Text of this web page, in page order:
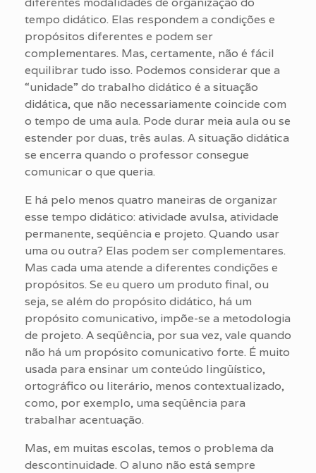
tempo didático. Elas respondem a condições e
propósitos diferentes e podem ser
complementares. Mas, certamente, não é fácil
equilibrar tudo isso. Podemos considerar que a
“unidade” do trabalho didático é a situação
didática, que não necessariamente coincide com
o tempo de uma aula. Pode durar meia aula ou se
estender por duas, três aulas. A situação didática
se encerra quando o professor consegue
comunicar o que queria.
E há pelo menos quatro maneiras de organizar
esse tempo didático: atividade avulsa, atividade
permanente, seqüência e projeto. Quando usar
uma ou outra? Elas podem ser complementares.
Mas cada uma atende a diferentes condições e
propósitos. Se eu quero um produto final, ou
seja, se além do propósito didático, há um
propósito comunicativo, impõe-se a metodologia
de projeto. A seqüência, por sua vez, vale quando
não há um propósito comunicativo forte. É muito
usada para ensinar um conteúdo lingüístico,
ortográfico ou literário, menos contextualizado,
como, por exemplo, uma seqüência para
trabalhar acentuação.
Mas, em muitas escolas, temos o problema da
descontinuidade. O aluno não está sempre